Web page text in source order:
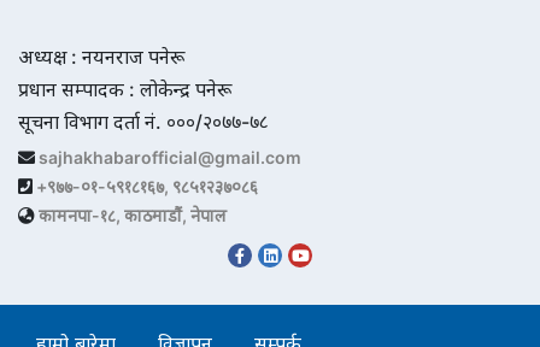
अध्यक्ष : नयनराज पनेरू
प्रधान सम्पादक : लोकेन्द्र पनेरू
सूचना विभाग दर्ता नं. ०००/२०७७-७८
sajhakhabarofficial@gmail.com
+९७७-०१-५९१८१६७, ९८५१२३७०८६
कामनपा-१८, काठमाडौं, नेपाल